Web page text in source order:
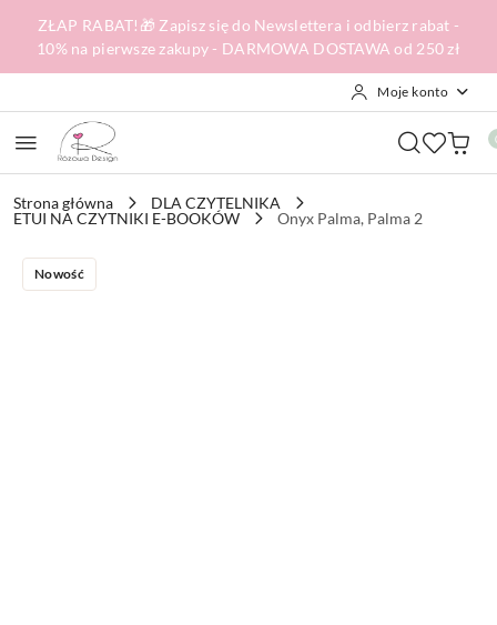
Przejdź do treści głównej
Przejdź do wyszukiwarki
Przejdź do moje konto
Przejdź do menu głównego
Przejdź do opisu produktu
Przejdź do stopki
ZŁAP RABAT!🎁 Zapisz się do Newslettera i odbierz rabat -
10% na pierwsze zakupy - DARMOWA DOSTAWA od 250 zł
Moje konto
Strona główna
DLA CZYTELNIKA
ETUI NA CZYTNIKI E-BOOKÓW
Onyx Palma, Palma 2
Nowość